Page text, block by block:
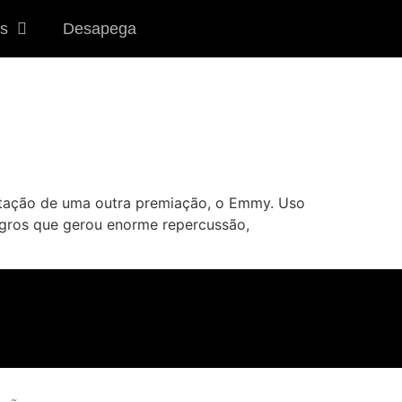
Desapega
de uma outra premiação, o Emmy. Uso
que gerou enorme repercussão,